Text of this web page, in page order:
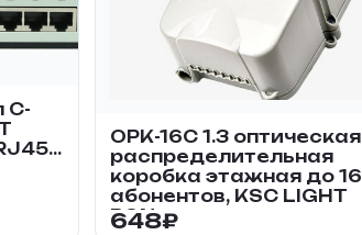
C-
ОРК-16С 1.3 оптическая
распределительная
коробка этажная до 16
абонентов, KSC LIGHT
PON
648₽